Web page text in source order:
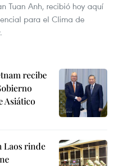
Tuan Anh, recibió hoy aquí
para el Clima de
recibe
Asiático
Laos rinde